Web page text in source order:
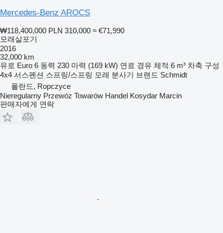
Mercedes-Benz AROCS
₩118,400,000 PLN 310,000 ≈ €71,990
모래살포기
2016
32,000 km
유로 Euro 6 동력 230 마력 (169 kW) 연료 경유 체적 6 m³ 차축 구성
4x4 서스펜션 스프링/스프링 모래 분사기 브랜드 Schmidt
폴란드, Ropczyce
Nieregularny Przewóz Towarów Handel Kosydar Marcin
판매자에게 연락